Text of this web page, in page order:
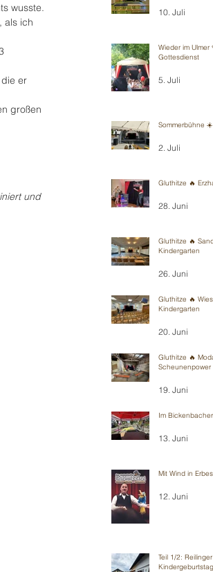
wusste.
als ich
er
großen
und
10. Juli
Wieder im Ulmer
Gottesdienst
5. Juli
Sommerbühne
2. Juli
Gluthitze 🔥
28. Juni
Gluthitze 🔥
Kindergarten
26. Juni
Gluthitze 🔥
Kindergarten
20. Juni
Gluthitze 🔥
Scheunenpower
19. Juni
Im
13. Juni
Mit Wind in
12. Juni
Teil 1/2: Reilinger
Kindergeburtstag